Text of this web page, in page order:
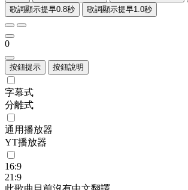
歌詞顯示提早0.8秒
歌詞顯示提早1.0秒
0
按鈕提示 按鈕說明
字幕式
分離式
通用播放器
YT播放器
16:9
21:9